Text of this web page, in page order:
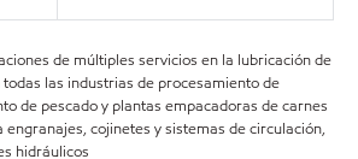
de múltiples servicios en la lubricación de
las industrias de procesamiento de
de pescado y plantas empacadoras de carnes
engranajes, cojinetes y sistemas de circulación,
hidráulicos